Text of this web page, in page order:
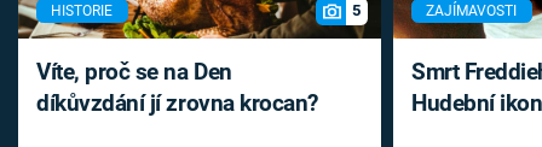
HISTORIE 5
Víte, proč se na Den
díkůvzdání jí zrovna krocan?
ZAJÍMAVOSTI
Smrt
Hudební